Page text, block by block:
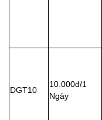
DGT10
10.000đ/1
Ngày